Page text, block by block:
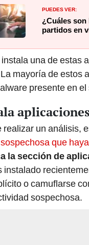
PUEDES VER:
¿Cuáles
partidos en
una de estas
mayoría de estos
presente en el
realizar un análisis,
que
la sección de
instalado
o camuflarse
sospechosa.